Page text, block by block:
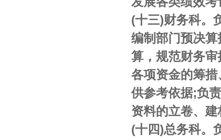
(十三)财务科。
编制部门预决
算，规范财务
各项资金的筹
供参考依据;负
资料的立卷、
(十四)总务科。